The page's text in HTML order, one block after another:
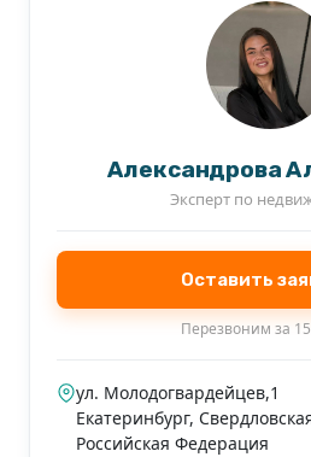
Александрова
Эксперт по
Оставить
Перезвоним за
ул. Молодогвардейцев,1
Екатеринбург,
Российская Федерация